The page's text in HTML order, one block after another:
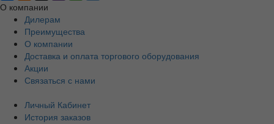
О компании
Дилерам
Преимущества
О компании
Доставка и оплата торгового оборудования
Акции
Связаться с нами
Личный Кабинет
История заказов